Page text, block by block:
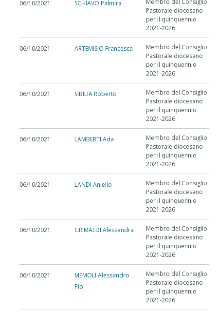
06/10/2021 SCHIAVO Palmira
Pastorale diocesano
per il quinquennio
2021-2026
06/10/2021 ARTEMISIO Francesca
Membro del Consiglio
Pastorale diocesano
per il quinquennio
2021-2026
06/10/2021 SIBILIA Roberto
Membro del Consiglio
Pastorale diocesano
per il quinquennio
2021-2026
06/10/2021 LAMBERTI Ada
Membro del Consiglio
Pastorale diocesano
per il quinquennio
2021-2026
06/10/2021 LANDI Aniello
Membro del Consiglio
Pastorale diocesano
per il quinquennio
2021-2026
06/10/2021 GRIMALDI Alessandra
Membro del Consiglio
Pastorale diocesano
per il quinquennio
2021-2026
06/10/2021
MEMOLI Alessandro
Pio
Membro del Consiglio
Pastorale diocesano
per il quinquennio
2021-2026